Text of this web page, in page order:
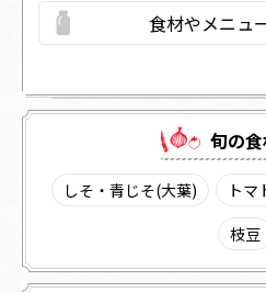
食材やメニュ
旬の
しそ・青じそ(大葉) トマ
枝豆